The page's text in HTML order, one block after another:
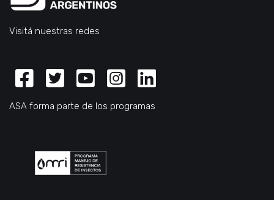
Visitá nuestras redes
Facebook
TwitterYoutube
Instagram
Linkedin
ASA forma parte de los programas